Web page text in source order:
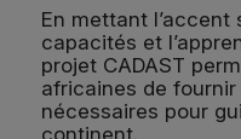
En mettant
capacités et
projet CADAST
africaines de fournir
nécessaires pour